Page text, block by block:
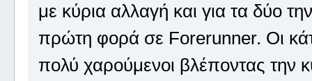
με κύρια αλλαγή και για τα δύο
πρώτη φορά σε Forerunner. Οι
πολύ χαρούμενοι βλέποντας την